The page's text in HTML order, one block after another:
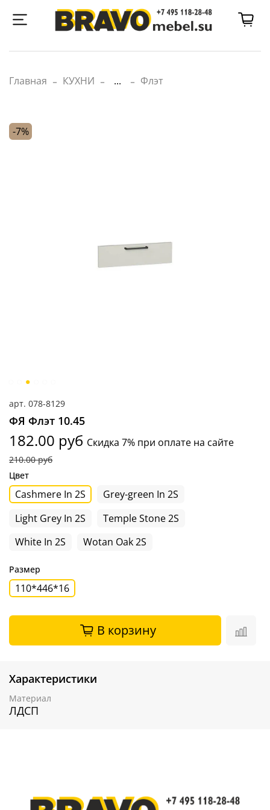
Главная КУХНИ ... Флэт
-7%
арт. 078-8129
ФЯ Флэт 10.45
182.00 руб Скидка 7% при оплате на сайте
210.00 руб
Цвет
Cashmere In 2S
Grey-green In 2S
Light Grey In 2S
Temple Stone 2S
White In 2S
Wotan Oak 2S
Размер
110*446*16
В корзину
Характеристики
Материал
ЛДСП